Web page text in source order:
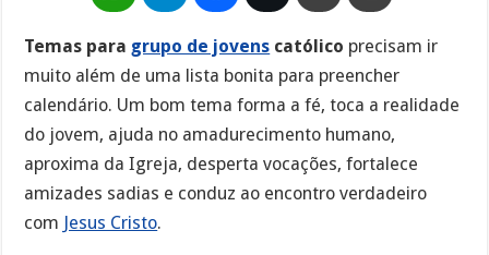
Grupo
de
Jovens
Católico:
75
Ideias
para
Temas para grupo de jovens católico precisam ir
muito além de uma lista bonita para preencher
calendário. Um bom tema forma a fé, toca a realidade
do jovem, ajuda no amadurecimento humano,
aproxima da Igreja, desperta vocações, fortalece
amizades sadias e conduz ao encontro verdadeiro
com Jesus Cristo.